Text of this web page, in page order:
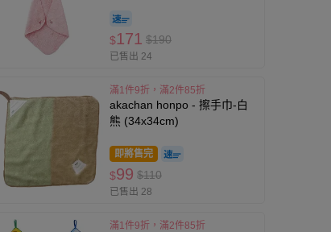
$171 $190
已售出 24
滿1件9折，滿2件85折
akachan honpo - 擦手巾-白
熊 (34x34cm)
即將售完
$99 $110
已售出 28
滿1件9折，滿2件85折